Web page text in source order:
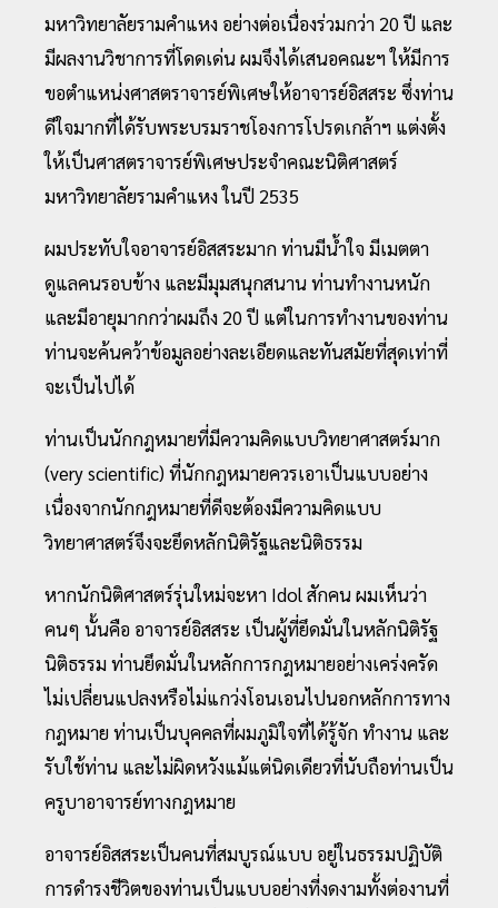
มหาวิทยาลัยรามคำแหง อย่างต่อเนื่องร่วมกว่า 20 ปี และ
มีผลงานวิชาการที่โดดเด่น ผมจึงได้เสนอคณะฯ ให้มีการ
ขอตำแหน่งศาสตราจารย์พิเศษให้อาจารย์อิสสระ ซึ่งท่าน
ดีใจมากที่ได้รับพระบรมราชโองการโปรดเกล้าฯ แต่งตั้ง
ให้เป็นศาสตราจารย์พิเศษประจำคณะนิติศาสตร์
มหาวิทยาลัยรามคำแหง ในปี 2535
ผมประทับใจอาจารย์อิสสระมาก ท่านมีน้ำใจ มีเมตตา
ดูแลคนรอบข้าง และมีมุมสนุกสนาน ท่านทำงานหนัก
และมีอายุมากกว่าผมถึง 20 ปี แต่ในการทำงานของท่าน
ท่านจะค้นคว้าข้อมูลอย่างละเอียดและทันสมัยที่สุดเท่าที่
จะเป็นไปได้
ท่านเป็นนักกฎหมายที่มีความคิดแบบวิทยาศาสตร์มาก
(very scientific) ที่นักกฎหมายควรเอาเป็นแบบอย่าง
เนื่องจากนักกฎหมายที่ดีจะต้องมีความคิดแบบ
วิทยาศาสตร์จึงจะยึดหลักนิติรัฐและนิติธรรม
หากนักนิติศาสตร์รุ่นใหม่จะหา Idol สักคน ผมเห็นว่า
คนๆ นั้นคือ อาจารย์อิสสระ เป็นผู้ที่ยึดมั่นในหลักนิติรัฐ
นิติธรรม ท่านยึดมั่นในหลักการกฎหมายอย่างเคร่งครัด
ไม่เปลี่ยนแปลงหรือไม่แกว่งโอนเอนไปนอกหลักการทาง
กฎหมาย ท่านเป็นบุคคลที่ผมภูมิใจที่ได้รู้จัก ทำงาน และ
รับใช้ท่าน และไม่ผิดหวังแม้แต่นิดเดียวที่นับถือท่านเป็น
ครูบาอาจารย์ทางกฎหมาย
อาจารย์อิสสระเป็นคนที่สมบูรณ์แบบ อยู่ในธรรมปฏิบัติ
การดำรงชีวิตของท่านเป็นแบบอย่างที่งดงามทั้งต่องานที่